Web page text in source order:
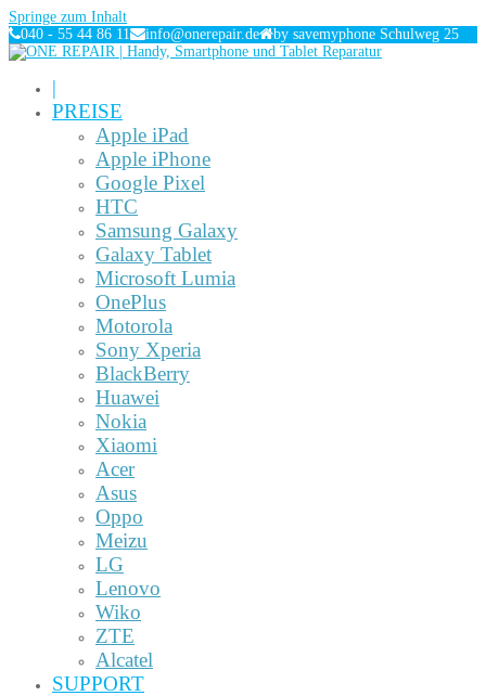
Springe zum Inhalt
040 - 55 44 86 11
info@onerepair.de by savemyphone Schulweg 25
|
PREISE
Apple iPad
Apple iPhone
Google Pixel
HTC
Samsung Galaxy
Galaxy Tablet
Microsoft Lumia
OnePlus
Motorola
Sony Xperia
BlackBerry
Huawei
Nokia
Xiaomi
Acer
Asus
Oppo
Meizu
LG
Lenovo
Wiko
ZTE
Alcatel
SUPPORT